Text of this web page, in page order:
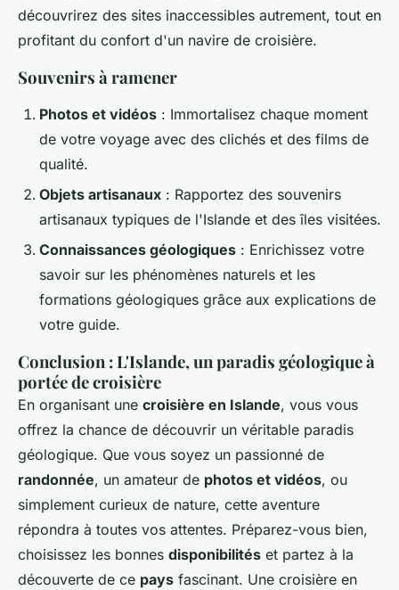
découvrirez des sites inaccessibles autrement, tout en
profitant du confort d'un navire de croisière.
Souvenirs à ramener
Photos et vidéos : Immortalisez chaque moment
de votre voyage avec des clichés et des films de
qualité.
Objets artisanaux : Rapportez des souvenirs
artisanaux typiques de l'Islande et des îles visitées.
Connaissances géologiques : Enrichissez votre
savoir sur les phénomènes naturels et les
formations géologiques grâce aux explications de
votre guide.
Conclusion : L'Islande, un paradis géologique à
portée de croisière
En organisant une croisière en Islande, vous vous
offrez la chance de découvrir un véritable paradis
géologique. Que vous soyez un passionné de
randonnée, un amateur de photos et vidéos, ou
simplement curieux de nature, cette aventure
répondra à toutes vos attentes. Préparez-vous bien,
choisissez les bonnes disponibilités et partez à la
découverte de ce pays fascinant. Une croisière en